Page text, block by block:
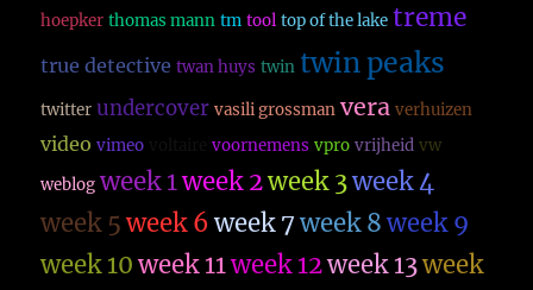
hoepker thomas mann tm tool top of the lake treme
true detective twan huys twin twin peaks
twitter undercover vasili grossman vera verhuizen
video vimeo voornemens vpro vrijheid vw
weblog week 1week 2week 3week 4
week 5 week 6 week 7 week 8 week 9
week 10 week 11week 12week 13week